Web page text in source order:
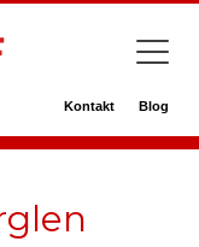
Kontakt Blog